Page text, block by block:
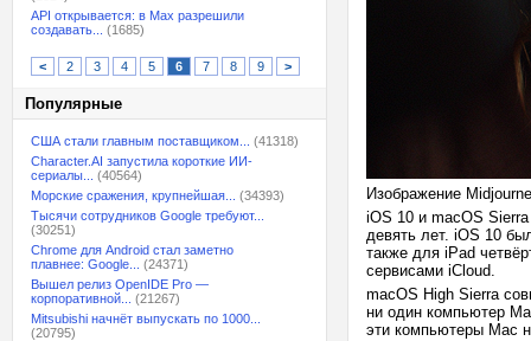
API открывается: в Max разрешили
создавать...
(1685)
< 2 3 4 5 6 7 8 9 >
Популярные
США стали главным поставщиком...
(41318)
Character.AI запустила короткие ИИ-
сериалы...
(40564)
Морские сражения, крупнейшая...
(34393)
Тысячи сотрудников Google требуют...
(30251)
Chrome для Android стал заметно
плавнее: Google...
(24371)
Вышел релиз OpenIDE Pro —
корпоративной...
(21267)
Mitsubishi начнёт выпускать по 1000...
(20795)
Изображение
iOS 10 и macOS
девять лет. iOS 10
также для iPad
сервисами iCloud.
macOS High Sierra
ни один компьютер
эти компьютеры Mac